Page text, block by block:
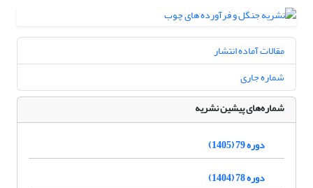
مقالات آماده انتشار
شماره جاری
شماره‌های پیشین نشریه
دوره 79 (1405)
دوره 78 (1404)